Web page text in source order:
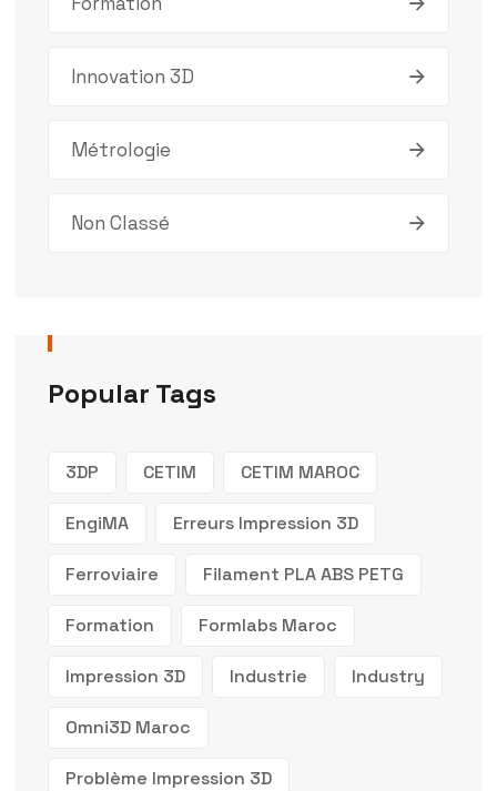
Innovation 3D
Métrologie
Non Classé
Popular Tags
3DP CETIM CETIM MAROC
EngiMA Erreurs Impression 3D
Ferroviaire Filament PLA ABS PETG
Formation Formlabs Maroc
Impression 3D Industrie Industry
Omni3D Maroc
Problème Impression 3D